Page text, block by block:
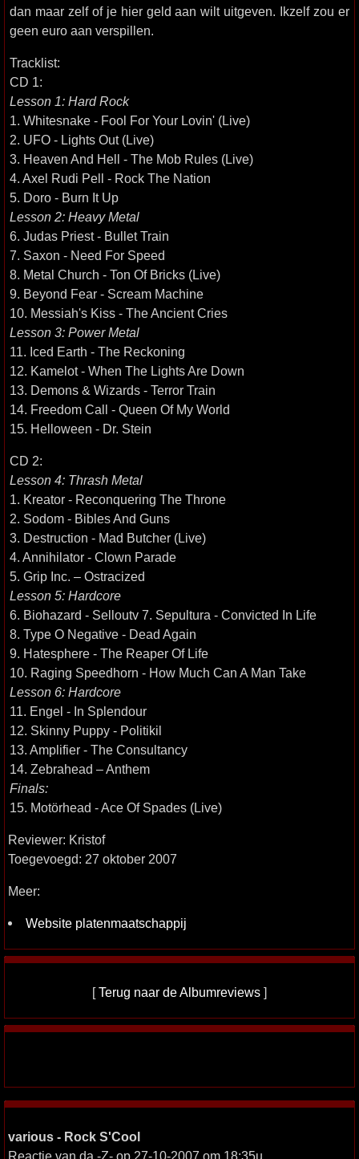
dan maar zelf of je hier geld aan wilt uitgeven. Ikzelf zou er
geen euro aan verspillen.
Tracklist:
CD 1:
Lesson 1: Hard Rock
1. Whitesnake - Fool For Your Lovin' (Live)
2. UFO - Lights Out (Live)
3. Heaven And Hell - The Mob Rules (Live)
4. Axel Rudi Pell - Rock The Nation
5. Doro - Burn It Up
Lesson 2: Heavy Metal
6. Judas Priest - Bullet Train
7. Saxon - Need For Speed
8. Metal Church - Ton Of Bricks (Live)
9. Beyond Fear - Scream Machine
10. Messiah's Kiss - The Ancient Cries
Lesson 3: Power Metal
11. Iced Earth - The Reckoning
12. Kamelot - When The Lights Are Down
13. Demons & Wizards - Terror Train
14. Freedom Call - Queen Of My World
15. Helloween - Dr. Stein
CD 2:
Lesson 4: Thrash Metal
1. Kreator - Reconquering The Throne
2. Sodom - Bibles And Guns
3. Destruction - Mad Butcher (Live)
4. Annihilator - Clown Parade
5. Grip Inc. – Ostracized
Lesson 5: Hardcore
6. Biohazard - Selloutv 7. Sepultura - Convicted In Life
8. Type O Negative - Dead Again
9. Hatesphere - The Reaper Of Life
10. Raging Speedhorn - How Much Can A Man Take
Lesson 6: Hardcore
11. Engel - In Splendour
12. Skinny Puppy - Politikil
13. Amplifier - The Consultancy
14. Zebrahead – Anthem
Finals:
15. Motörhead - Ace Of Spades (Live)
Reviewer: Kristof
Toegevoegd: 27 oktober 2007
Meer:
Website platenmaatschappij
[Terug naar de Albumreviews ]
various - Rock S'Cool
Reactie van da -Z- op 27-10-2007 om 18:35u